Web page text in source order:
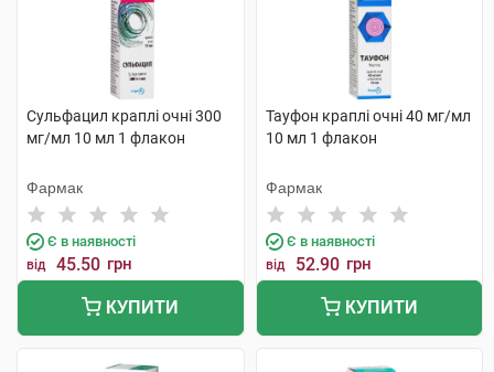
Сульфацил краплі очні 300
мг/мл 10 мл 1 флакон
Фармак
Є в наявності
від 45.50 грн
КУПИТИ
Тауфон краплі очні 40 мг/мл
10 мл 1 флакон
Фармак
Є в наявності
від 52.90 грн
КУПИТИ